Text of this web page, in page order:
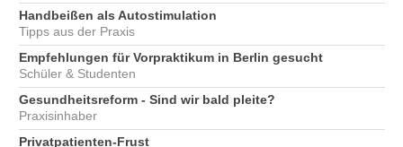
Handbeißen als Autostimulation
Tipps aus der Praxis
Empfehlungen für Vorpraktikum in Berlin gesucht
Schüler & Studenten
Gesundheitsreform - Sind wir bald pleite?
Praxisinhaber
Privatpatienten-Frust